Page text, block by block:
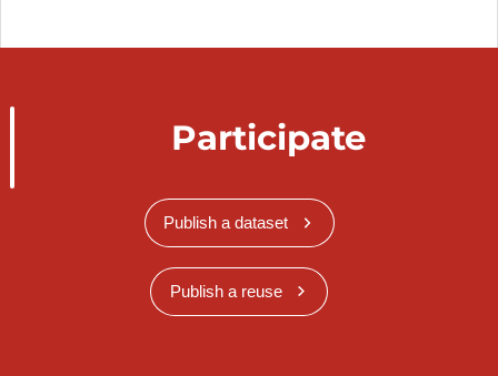
Participate
Publish a dataset
Publish a reuse